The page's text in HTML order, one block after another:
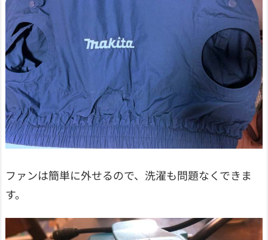
ファンは簡単に外せるので、洗濯も問題なくできま
す。